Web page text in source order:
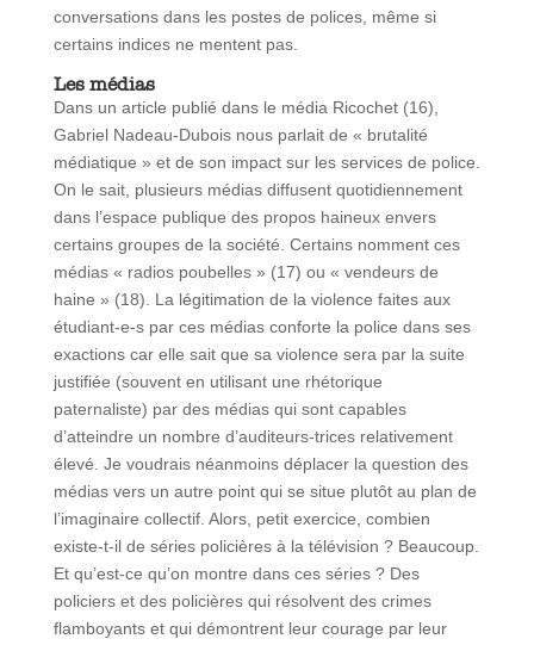
conversations dans les postes de polices, même si
certains indices ne mentent pas.
Les médias
Dans un article publié dans le média Ricochet (16),
Gabriel Nadeau-Dubois nous parlait de « brutalité
médiatique » et de son impact sur les services de police.
On le sait, plusieurs médias diffusent quotidiennement
dans l’espace publique des propos haineux envers
certains groupes de la société. Certains nomment ces
médias « radios poubelles » (17) ou « vendeurs de
haine » (18). La légitimation de la violence faites aux
étudiant-e-s par ces médias conforte la police dans ses
exactions car elle sait que sa violence sera par la suite
justifiée (souvent en utilisant une rhétorique
paternaliste) par des médias qui sont capables
d’atteindre un nombre d’auditeurs-trices relativement
élevé. Je voudrais néanmoins déplacer la question des
médias vers un autre point qui se situe plutôt au plan de
l’imaginaire collectif. Alors, petit exercice, combien
existe-t-il de séries policières à la télévision ? Beaucoup.
Et qu’est-ce qu’on montre dans ces séries ? Des
policiers et des policières qui résolvent des crimes
flamboyants et qui démontrent leur courage par leur